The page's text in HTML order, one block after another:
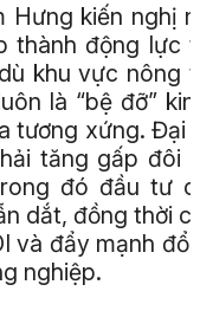
Hưng kiến nghị
thành động lực
khu vực nông
là “bệ đỡ”
tương xứng. Đại
tăng gấp đôi
đó đầu tư
dắt, đồng thời
và đẩy mạnh đổi
nghiệp.